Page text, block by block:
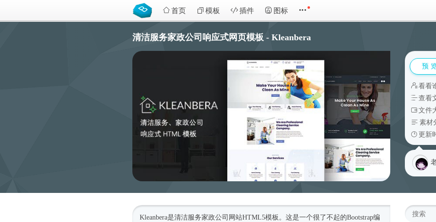
首页 模板 插件 图标
清洁服务家政公司响应式网页模板 - Kleanbera
预
看看
查看
文件
素材
更新
Kleanbera是清洁服务家政公司网站HTML5模板 。这是一个很了不起的Bootstrap编